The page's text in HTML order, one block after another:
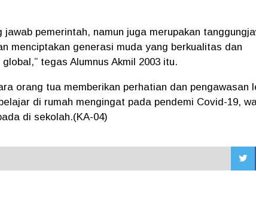
jawab pemerintah, namun juga merupakan
menciptakan generasi muda yang berkualitas dan
tegas Alumnus Akmil 2003 itu.
orang tua memberikan perhatian dan pengawasan
di rumah mengingat pada pendemi Covid-19,
di sekolah.(KA-04)